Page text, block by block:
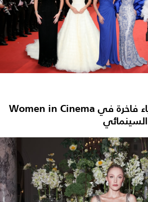
النجمات يتألقن بأزياء فاخرة في Women in Cinema